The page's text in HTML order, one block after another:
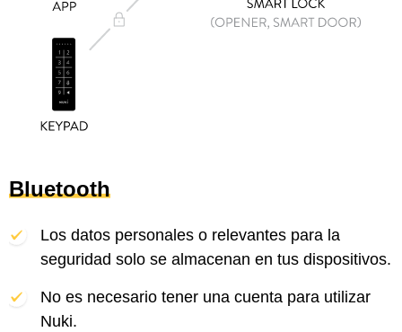
Bluetooth
Los datos personales o relevantes para la
seguridad solo se almacenan en tus dispositivos.
No es necesario tener una cuenta para utilizar
Nuki.